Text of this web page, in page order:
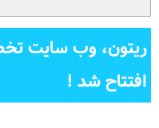
ریتون، وب سایت
افتتاح شد !